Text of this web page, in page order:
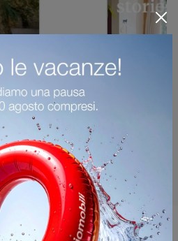
piacerti anche